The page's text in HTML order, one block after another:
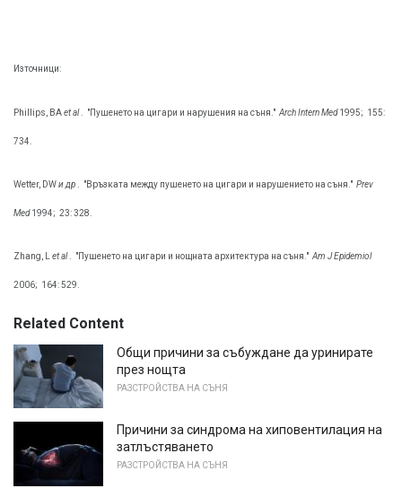
Източници:
Phillips, BAet al. "Пушенето на цигари и нарушения на съня." Arch Intern Med1995; 155:
734.
Wetter, DWи др "Връзката между пушенето на цигари и нарушението на съня." Prev
Med1994; 23: 328.
Zhang, Let al. "Пушенето на цигари и нощната архитектура на съня." Am J Epidemiol
2006; 164: 529.
Related Content
Общи причини за събуждане да уринирате
през нощта
РАЗСТРОЙСТВА НА СЪНЯ
Причини за синдрома на хиповентилация на
затлъстяването
РАЗСТРОЙСТВА НА СЪНЯ